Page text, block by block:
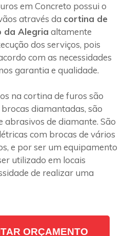
em Concreto possui o
através da cortina de
da Alegria altamente
dos serviços, pois
com as necessidades
garantia e qualidade.
na cortina de furos são
diamantadas, são
abrasivos de diamante. São
com brocas de vários
e por ser um equipamento
utilizado em locais
de realizar uma
ORÇAMENTO